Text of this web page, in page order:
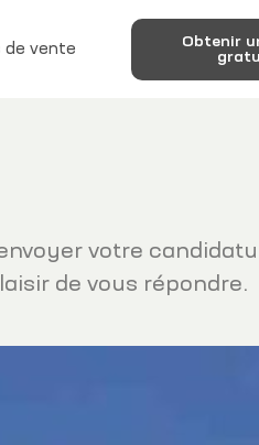
de vente
Obtenir
votre
de vous répondre.